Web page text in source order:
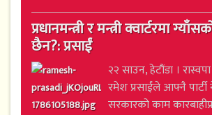
प्रधानमन्त्री र मन्त्री क्वार्टरमा
छैन?: प्रसाईं
२२ साउन, हेटौंडा ।
रमेश प्रसाईंले आफ्नै
सरकारको काम